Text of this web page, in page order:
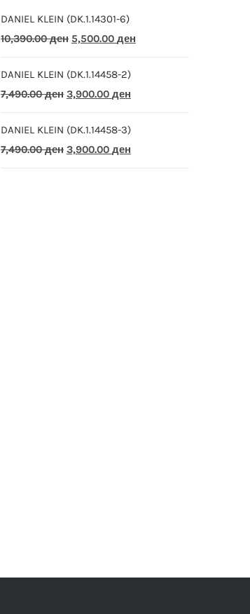
DANIEL KLEIN (DK.1.14301-6)
10,390.00ден Original
was:
10,390.00 ден.
5,500.00 денCurrent
DANIEL KLEIN (DK.1.14458-2)
7,490.00ден Original
was:
7,490.00 ден.
3,900.00 денCurrent
is:
3,900.00 ден.
DANIEL KLEIN (DK.1.14458-3)
7,490.00ден Original
3,900.00 денCurrent